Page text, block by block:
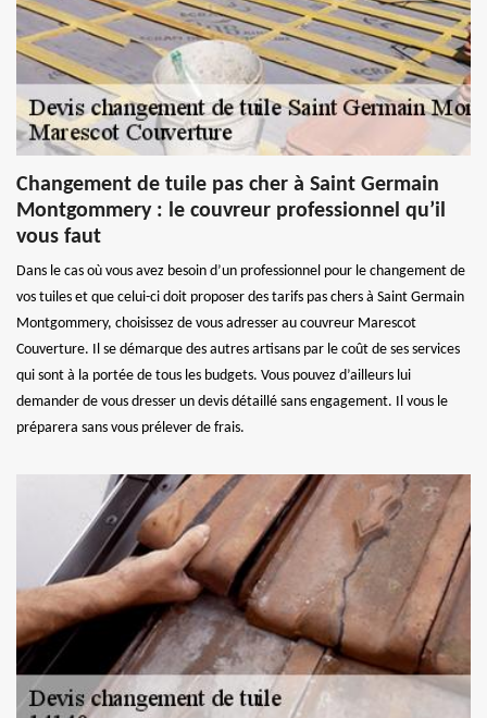
Changement de tuile pas cher à Saint Germain
Montgommery : le couvreur professionnel qu’il
vous faut
Dans le cas où vous avez besoin d’un professionnel pour le changement de
vos tuiles et que celui-ci doit proposer des tarifs pas chers à Saint Germain
Montgommery, choisissez de vous adresser au couvreur Marescot
Couverture. Il se démarque des autres artisans par le coût de ses services
qui sont à la portée de tous les budgets. Vous pouvez d’ailleurs lui
demander de vous dresser un devis détaillé sans engagement. Il vous le
préparera sans vous prélever de frais.